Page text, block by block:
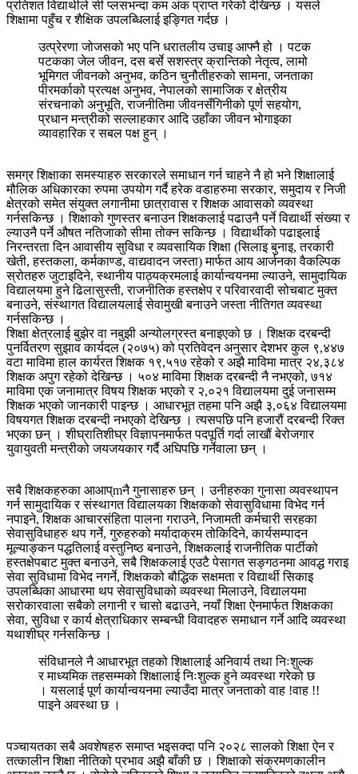
प्रतिशत विद्यार्थीले सी प्लसभन्दा कम अंक प्राप्त गरेको देखिन्छ । यसले
शिक्षामा पहुँच र शैक्षिक उपलब्धिलाई इङ्गित गर्दछ ।
उत्प्रेरणा जोजसको भए पनि धरातलीय उचाइ आफ्नै हो । पटक
पटकका जेल जीवन, दस बर्से सशस्त्र क्रान्तिको नेतृत्व, लामो
भूमिगत जीवनको अनुभव, कठिन चुनौतीहरुको सामना, जनताका
पीरमर्काको प्रत्यक्ष अनुभव, नेपालको सामाजिक र क्षेत्रीय
संरचनाको अनुभूति, राजनीतिमा जीवनसँगिनीको पूर्ण सहयोग,
प्रधान मन्त्रीको सल्लाहकार आदि उहाँका जीवन भोगाइका
व्यावहारिक र सबल पक्ष हुन् ।
समग्र शिक्षाका समस्याहरु सरकारले समाधान गर्न चाहने नै हो भने शिक्षालाई
मौलिक अधिकारका रुपमा उपयोग गर्दै हरेक वडाहरुमा सरकार, समुदाय र निजी
क्षेत्रको समेत संयुक्त लगानीमा छात्रावास र शिक्षक आवासको व्यवस्था
गर्नसकिन्छ । शिक्षाको गुणस्तर बनाउन शिक्षकलाई पढाउनै पर्ने विद्यार्थी संख्या र
ल्याउनै पर्ने औषत नतिजाको सीमा तोक्न सकिन्छ । विद्यार्थीको पढाइलाई
निरन्तरता दिन आवासीय सुविधा र व्यवसायिक शिक्षा (सिलाइ बुनाइ, तरकारी
खेती, हस्तकला, कर्मकाण्ड, वाद्यवादन जस्ता) मार्फत आय आर्जनका वैकल्पिक
स्रोतहरु जुटाइदिने, स्थानीय पाठ्यक्रमलाई कार्यान्वयनमा ल्याउने, सामुदायिक
विद्यालयमा हुने ढिलासुस्ती, राजनीतिक हस्तक्षेप र परिवारवादी सोचबाट मुक्त
बनाउने, संस्थागत विद्यालयलाई सेवामुखी बनाउने जस्ता नीतिगत व्यवस्था
गर्नसकिन्छ ।
शिक्षा क्षेत्रलाई बुझेर वा नबुझी अन्योलग्रस्त बनाइएको छ । शिक्षक दरबन्दी
पुनर्वितरण सुझाव कार्यदल (२०७५) को प्रतिवेदन अनुसार देशभर कुल ९,४४७
वटा माविमा हाल कार्यरत शिक्षक १९,५१७ रहेको र अझै माविमा मात्र २४,३८४
शिक्षक अपुग रहेको देखिन्छ । ५०४ माविमा शिक्षक दरबन्दी नै नभएको, ७१४
माविमा एक जनामात्र विषय शिक्षक भएको र २,०२१ विद्यालयमा दुई जनासम्म
शिक्षक भएको जानकारी पाइन्छ । आधारभूत तहमा पनि अझै ३,०६४ विद्यालयमा
विषयगत शिक्षक दरबन्दी नभएको देखिन्छ । त्यसपछि पनि हजारौं दरबन्दी रिक्त
भएका छन् । शीघ्रातिशीघ्र विज्ञापनमार्फत पदपूर्ति गर्दा लाखौं बेरोजगार
युवायुवती मन्त्रीको जयजयकार गर्दै अघिपछि गर्नेवाला छन् ।
सबै शिक्षकहरुका आआप्mनै गुनासाहरु छन् । उनीहरुका गुनासा व्यवस्थापन
गर्न सामुदायिक र संस्थागत विद्यालयका शिक्षकको सेवासुविधामा विभेद गर्न
नपाइने, शिक्षक आचारसंहिता पालना गराउने, निजामती कर्मचारी सरहका
सेवासुविधाहरु थप गर्ने, गुरुहरुको मर्यादाक्रम तोकिदिने, कार्यसम्पादन
मूल्याङ्कन पद्धतिलाई वस्तुनिष्ठ बनाउने, शिक्षकलाई राजनीतिक पार्टीको
हस्तक्षेपबाट मुक्त बनाउने, सबै शिक्षकलाई एउटै पेसागत सङ्गठनमा आवद्ध गराइ
सेवा सुविधामा विभेद नगर्ने, शिक्षकको बौद्धिक सक्षमता र विद्यार्थी सिकाइ
उपलब्धिका आधारमा थप सेवासुविधाको व्यवस्था मिलाउने, विद्यालयमा
सरोकारवाला सबैको लगानी र चासो बढाउने, नयाँ शिक्षा ऐनमार्फत शिक्षकका
सेवा, सुविधा र कार्य क्षेत्राधिकार सम्बन्धी विवादहरु समाधान गर्ने आदि व्यवस्था
यथाशीघ्र गर्नसकिन्छ ।
संविधानले नै आधारभूत तहको शिक्षालाई अनिवार्य तथा निःशुल्क
र माध्यमिक तहसम्मको शिक्षालाई निःशुल्क हुने व्यवस्था गरेको छ
। यसलाई पूर्ण कार्यान्वयनमा ल्याउँदा मात्र जनताको वाह !वाह !!
पाइने अवस्था छ ।
पञ्चायतका सबै अवशेषहरु समाप्त भइसक्दा पनि २०२८ सालको शिक्षा ऐन र
तत्कालीन शिक्षा नीतिको प्रभाव अझै बाँकी छ । शिक्षाको संक्रमणकालीन